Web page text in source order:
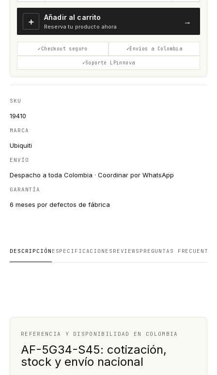
＋ Añadir al carrito
Reserva tu producto ahora
→
Checkout seguro Envíos a Colombia
Soporte LPinnova
SKU
19410
MARCA
Ubiquiti
ENVÍO
Despacho a toda Colombia · Coordinar por WhatsApp
GARANTÍA
6 meses por defectos de fábrica
DESCRIPCIÓN ESPECIFICACIONES REVIEWS PREGUNTAS FRECUENTES
REFERENCIA Y DISPONIBILIDAD EN COLOMBIA
AF-5G34-S45: cotización,
stock y envío nacional